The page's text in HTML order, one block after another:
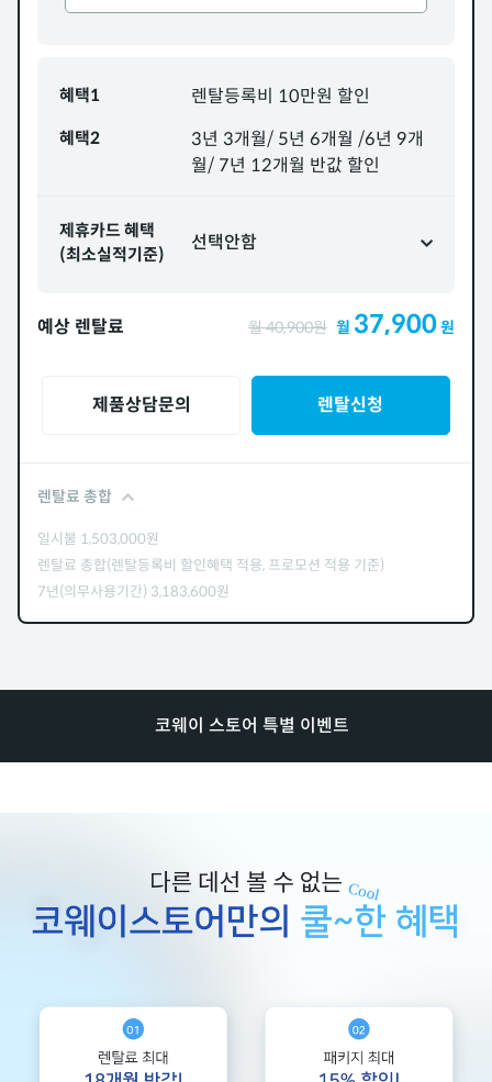
혜택1 렌탈등록비 10만원 할인
혜택2
3년 3개월/ 5년 6개월 /6년 9개
월/ 7년 12개월 반값 할인
제휴카드 혜택
(최소실적기준)
선택안함
예상 렌탈료 월40,900원 월 37,900원
제품상담문의 렌탈신청
렌탈료 총합
일시불 1,503,000원
렌탈료 총합(렌탈등록비 할인혜택 적용, 프로모션 적용 기준)
7년(의무사용기간) 3,183,600원
코웨이 스토어 특별 이벤트